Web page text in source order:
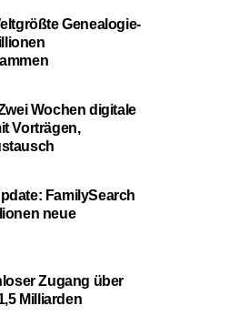
Genealogie-
Wochen digitale
Vorträgen,
FamilySearch
neue
Zugang über
Milliarden